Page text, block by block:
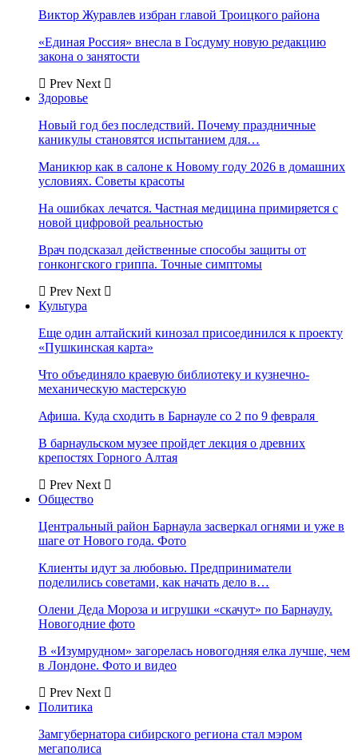
Виктор Журавлев избран главой Троицкого района
«Единая Россия» внесла в Госдуму новую редакцию
закона о занятости
Prev Next
Здоровье
Новый год без последствий. Почему праздничные
каникулы становятся испытанием для…
Маникюр как в салоне к Новому году 2026 в домашних
условиях. Советы красоты
На ошибках лечатся. Частная медицина примиряется с
новой цифровой реальностью
Врач подсказал действенные способы защиты от
гонконгского гриппа. Точные симптомы
Prev Next
Культура
Еще один алтайский кинозал присоединился к проекту
«Пушкинская карта»
Что объединяло краевую библиотеку и кузнечно-
механическую мастерскую
Афиша. Куда сходить в Барнауле со 2 по 9 февраля
В барнаульском музее пройдет лекция о древних
крепостях Горного Алтая
Prev Next
Общество
Центральный район Барнаула засверкал огнями и уже в
шаге от Нового года. Фото
Клиенты идут за любовью. Предприниматели
поделились советами, как начать дело в…
Олени Деда Мороза и игрушки «скачут» по Барнаулу.
Новогодние фото
В «Изумрудном» загорелась новогодняя елка лучше, чем
в Лондоне. Фото и видео
Prev Next
Политика
Замгубернатора сибирского региона стал мэром
мегаполиса